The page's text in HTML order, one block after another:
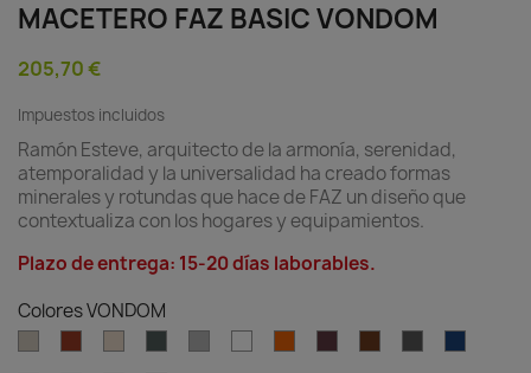
MACETERO FAZ BASIC VONDOM
205,70 €
Impuestos incluidos
Ramón Esteve, arquitecto de la armonía, serenidad,
atemporalidad y la universalidad ha creado formas
minerales y rotundas que hace de FAZ un diseño que
contextualiza con los hogares y equipamientos.
Plazo de entrega: 15-20 días laborables.
Colores VONDOM